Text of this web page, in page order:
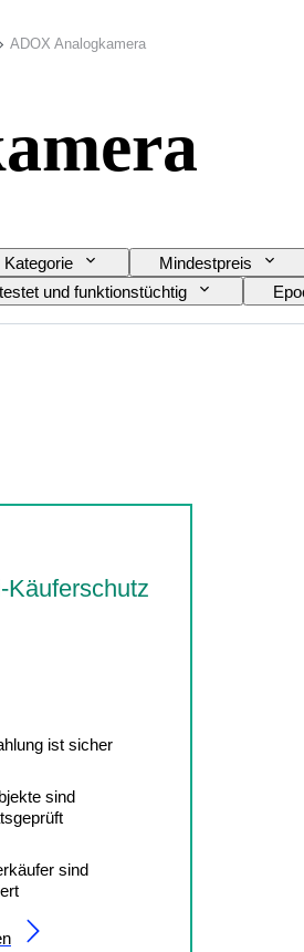
ADOX Analogkamera
Kategorie Mindestpreis
und funktionstüchtig
Käuferschutz
ist sicher
sind
sind